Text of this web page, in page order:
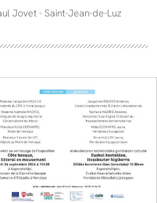
Jovet - Saint-Jean-de-Luz